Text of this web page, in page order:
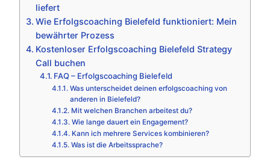
liefert
Wie Erfolgscoaching Bielefeld funktioniert: Mein
bewährter Prozess
Kostenloser Erfolgscoaching Bielefeld Strategy
Call buchen
FAQ – Erfolgscoaching Bielefeld
Was unterscheidet deinen erfolgscoaching von
anderen in Bielefeld?
Mit welchen Branchen arbeitest du?
Wie lange dauert ein Engagement?
Kann ich mehrere Services kombinieren?
Was ist die Arbeitssprache?